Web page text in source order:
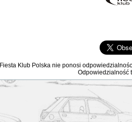
Fiesta Klub Polska nie ponosi
Odpowiedzialność